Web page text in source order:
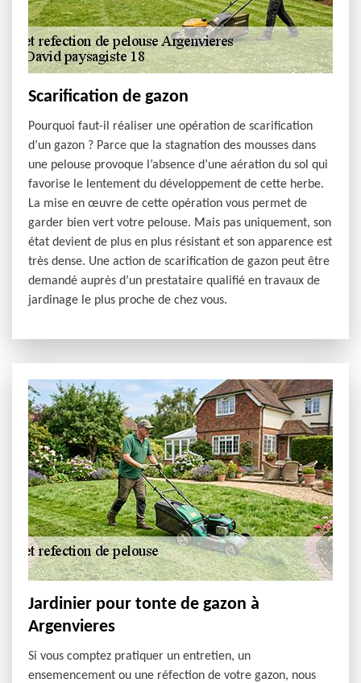
Scarification de gazon
Pourquoi faut-il réaliser une opération de scarification
d’un gazon ? Parce que la stagnation des mousses dans
une pelouse provoque l’absence d’une aération du sol qui
favorise le lentement du développement de cette herbe.
La mise en œuvre de cette opération vous permet de
garder bien vert votre pelouse. Mais pas uniquement, son
état devient de plus en plus résistant et son apparence est
très dense. Une action de scarification de gazon peut être
demandé auprès d’un prestataire qualifié en travaux de
jardinage le plus proche de chez vous.
Jardinier pour tonte de gazon à
Argenvieres
Si vous comptez pratiquer un entretien, un
ensemencement ou une réfection de votre gazon, nous